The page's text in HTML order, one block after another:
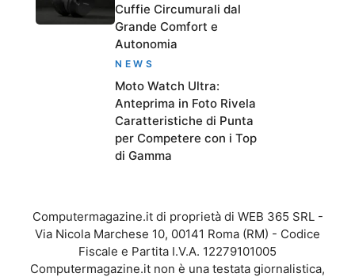
Cuffie Circumurali dal
Grande Comfort e
Autonomia
NEWS
Moto Watch Ultra:
Anteprima in Foto Rivela
Caratteristiche di Punta
per Competere con i Top
di Gamma
Computermagazine.it di proprietà di WEB 365 SRL -
Via Nicola Marchese 10, 00141 Roma (RM) - Codice
Fiscale e Partita I.V.A. 12279101005
Computermagazine.it non è una testata giornalistica,